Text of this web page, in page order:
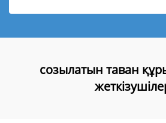
созылатын таван